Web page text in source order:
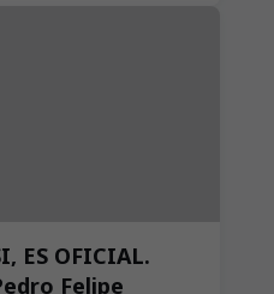
ES OFICIAL.
Felipe